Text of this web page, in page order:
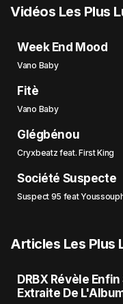
Vidéos Les Plus
Week End Mood
Vano Baby
Fitè
Vano Baby
Glégbénou
Cryxbeatz feat. First King
Société Suspecte
Suspect 95 feat
Articles Les Plus
DRBX Révèle
Extraite De